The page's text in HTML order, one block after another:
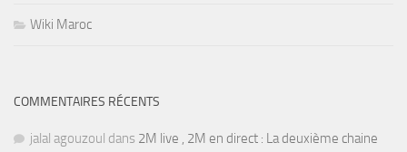
Wiki Maroc
COMMENTAIRES RÉCENTS
jalal agouzoul dans 2M live , 2M en direct : La deuxième chaine